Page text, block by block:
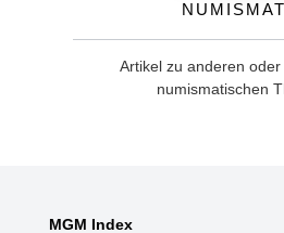
Artikel zu anderen
numismatischen
MGM Index